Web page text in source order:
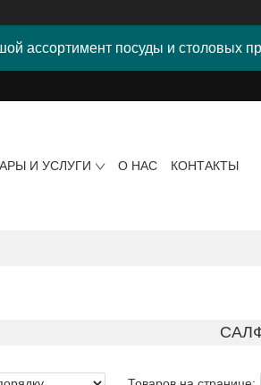
ассортимент посуды и столовых
И УСЛУГИ О НАС КОНТАКТЫ